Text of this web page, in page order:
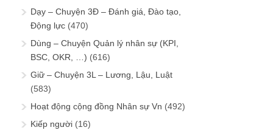
Dạy – Chuyện 3Đ – Đánh giá, Đào tạo,
Động lực (470)
Dùng – Chuyện Quản lý nhân sự (KPI,
BSC, OKR, …) (616)
Giữ – Chuyện 3L – Lương, Lậu, Luật
(583)
Hoạt động cộng đồng Nhân sự Vn (492)
Kiếp người (16)